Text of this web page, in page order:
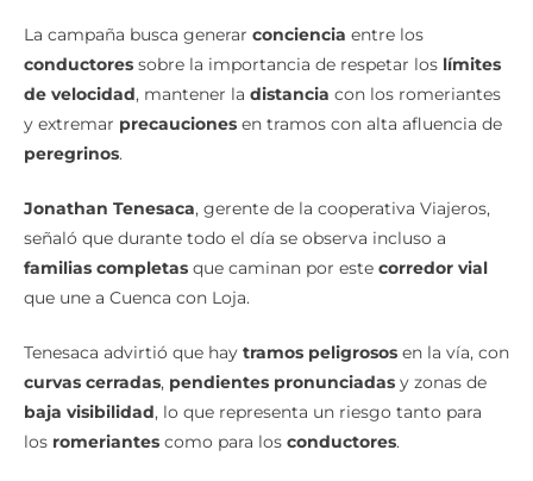
La campaña busca generar conciencia entre los
conductores sobre la importancia de respetar los límites
de velocidad, mantener la distancia con los romeriantes
y extremar precauciones en tramos con alta afluencia de
peregrinos.
Jonathan Tenesaca, gerente de la cooperativa Viajeros,
señaló que durante todo el día se observa incluso a
familias completas que caminan por este corredor vial
que une a Cuenca con Loja.
Tenesaca advirtió que hay tramos peligrosos en la vía, con
curvas cerradas, pendientes pronunciadas y zonas de
baja visibilidad, lo que representa un riesgo tanto para
los romeriantes como para los conductores.